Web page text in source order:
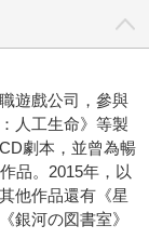
遊戲公司，參與
人工生命》等製
劇本，並曾為暢
品。2015年，以
他作品還有《星
銀河の図書室》